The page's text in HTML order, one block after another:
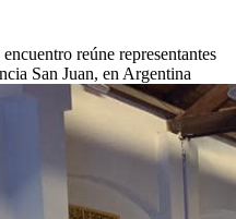
reúne representantes
San Juan, en Argentina